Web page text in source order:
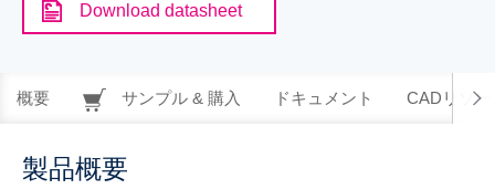
Download datasheet
概要 サンプル & 購入 ドキュメント CADリソー
製品概要